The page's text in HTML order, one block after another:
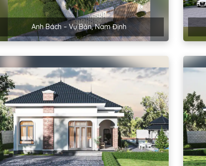
Anh Bách – Vụ Bản, Nam Định